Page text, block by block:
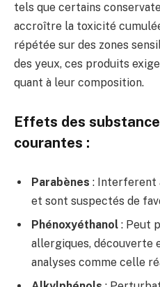
tels que certains
accroître la toxicité
répétée sur des zones
des yeux, ces produits
quant à leur composition.
Effets des
courantes :
Parabènes : Interferent
et sont suspectés de
Phénoxyéthanol : Peut
allergiques, découverte
analyses comme celle